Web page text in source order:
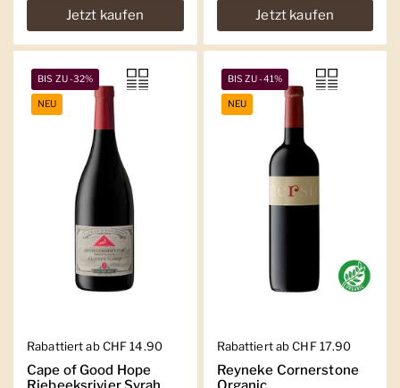
Jetzt kaufen Jetzt kaufen
Regulärer Preis
Rabattiert ab CHF 14.90
Cape of Good Hope
BIS ZU -32%
NEU
Regulärer Preis
Rabattiert ab CHF 17.90
Reyneke Cornerstone
BIS ZU -41%
NEU